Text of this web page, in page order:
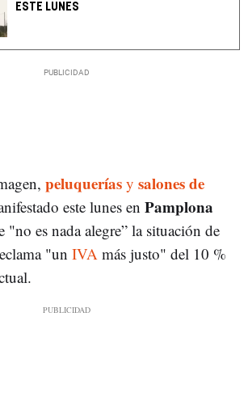
ESTE LUNES
peluquerías y salones de
este lunes en Pamplona
"no es nada alegre” la situación de
"un IVA más justo" del 10 %